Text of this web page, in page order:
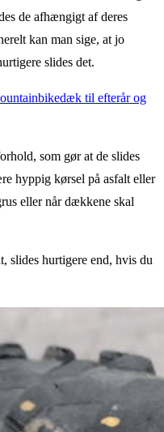
de afhængigt af deres
kan man sige, at jo
slides det.
til efterår og
som gør at de slides
hyppig kørsel på asfalt eller
eller når dækkene skal
slides hurtigere end, hvis du